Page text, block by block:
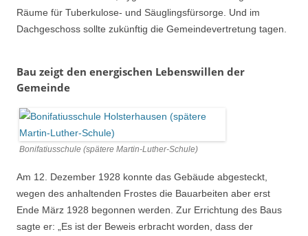
Räume für Tuberkulose- und Säuglingsfürsorge. Und im
Dachgeschoss sollte zukünftig die Gemeindevertretung tagen.
Bau zeigt den energischen Lebenswillen der
Gemeinde
Bonifatiusschule (spätere Martin-Luther-Schule)
Am 12. Dezember 1928 konnte das Gebäude abgesteckt,
wegen des anhaltenden Frostes die Bauarbeiten aber erst
Ende März 1928 begonnen werden. Zur Errichtung des Baus
sagte er: „Es ist der Beweis erbracht worden, dass der